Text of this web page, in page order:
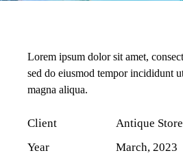
Lorem ipsum dolor sit amet,
sed do eiusmod tempor incididunt
magna aliqua.
Client
Antique Store
Year
March, 2023